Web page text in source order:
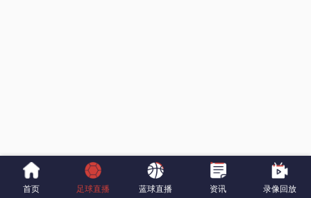
首页 足球直播 蓝球直播 资讯 录像回放